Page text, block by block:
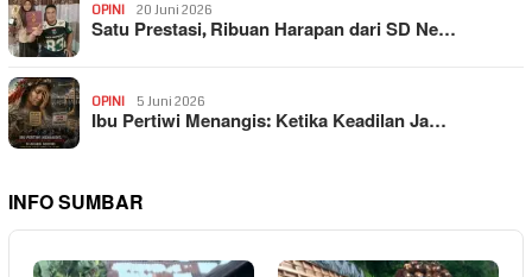
OPINI 20 Juni 2026
Satu Prestasi, Ribuan Harapan dari SD Ne…
OPINI 5 Juni 2026
Ibu Pertiwi Menangis: Ketika Keadilan Ja…
INFO SUMBAR